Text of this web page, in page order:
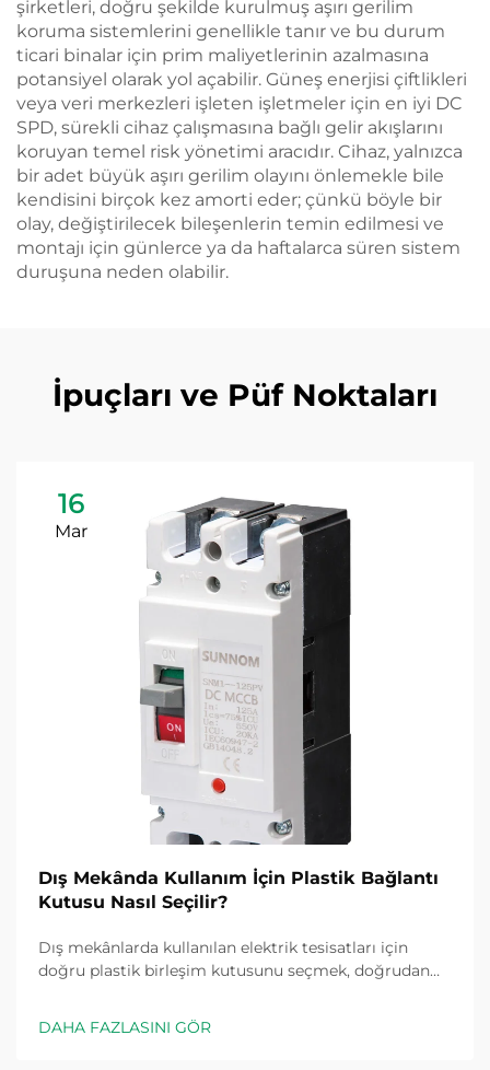
şirketleri, doğru şekilde kurulmuş aşırı gerilim
koruma sistemlerini genellikle tanır ve bu durum
ticari binalar için prim maliyetlerinin azalmasına
potansiyel olarak yol açabilir. Güneş enerjisi çiftlikleri
veya veri merkezleri işleten işletmeler için en iyi DC
SPD, sürekli cihaz çalışmasına bağlı gelir akışlarını
koruyan temel risk yönetimi aracıdır. Cihaz, yalnızca
bir adet büyük aşırı gerilim olayını önlemekle bile
kendisini birçok kez amorti eder; çünkü böyle bir
olay, değiştirilecek bileşenlerin temin edilmesi ve
montajı için günlerce ya da haftalarca süren sistem
duruşuna neden olabilir.
İpuçları ve Püf Noktaları
16
Mar
Dış Mekânda Kullanım İçin Plastik Bağlantı
Kutusu Nasıl Seçilir?
Dış mekânlarda kullanılan elektrik tesisatları için
doğru plastik birleşim kutusunu seçmek, doğrudan
üzerinde etki yapan çok sayıda faktörü dikkatle
değerlendirmeyi gerektirir. Dış ortamlar, benzersiz
DAHA FAZLASINI GÖR